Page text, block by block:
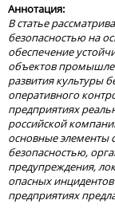
Аннотация:
В статье
безопасностью на
обеспечение
объектов
развития культуры
оперативного
предприятиях
российской
основные
безопасностью,
предупреждения,
опасных
предприятиях